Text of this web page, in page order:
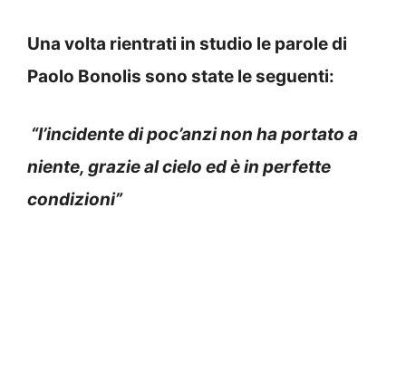
Una volta rientrati in studio le parole di
Paolo Bonolis sono state le seguenti:
“l’incidente di poc’anzi non ha portato a
niente, grazie al cielo ed è in perfette
condizioni”